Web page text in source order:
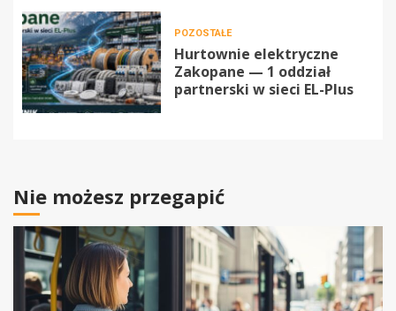
POZOSTAŁE
Hurtownie elektryczne
Zakopane — 1 oddział
partnerski w sieci EL-Plus
Nie możesz przegapić